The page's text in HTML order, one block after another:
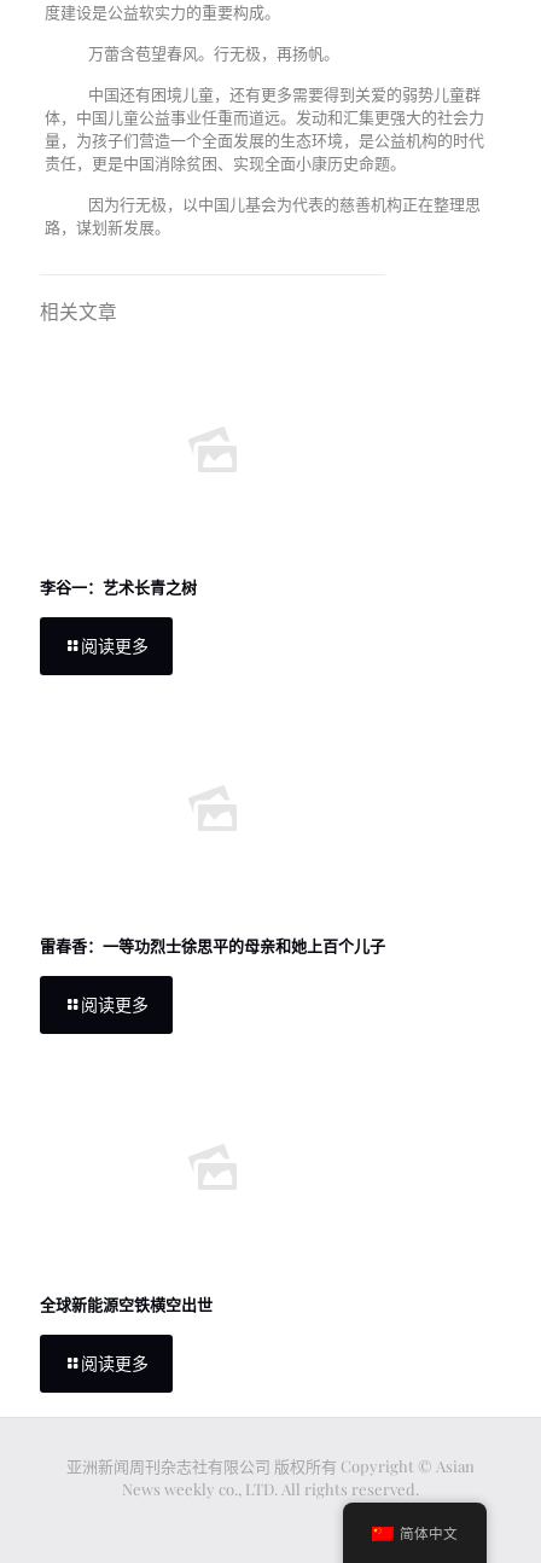
度建设是公益软实力的重要构成。
万蕾含苞望春风。行无极，再扬帆。
中国还有困境儿童，还有更多需要得到关爱的弱势儿童群
体，中国儿童公益事业任重而道远。发动和汇集更强大的社会力
量，为孩子们营造一个全面发展的生态环境，是公益机构的时代
责任，更是中国消除贫困、实现全面小康历史命题。
因为行无极，以中国儿基会为代表的慈善机构正在整理思
路，谋划新发展。
相关文章
李谷一：艺术长青之树
阅读更多
雷春香：一等功烈士徐思平的母亲和她上百个儿子
阅读更多
全球新能源空铁横空出世
阅读更多
亚洲新闻周刊杂志社有限公司 版权所有 Copyright © Asian
News weekly co., LTD. All rights reserved.
简体中文